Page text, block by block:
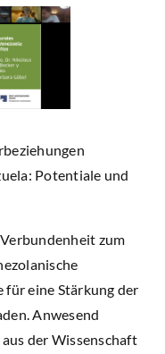
Potentiale und
zum
eine Stärkung der
Anwesend
der Wissenschaft